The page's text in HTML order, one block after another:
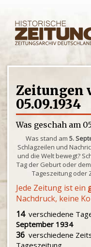
Zeitungen
05.09.1934
Was geschah am
Was stand am 5.
Schlagzeilen und
und die Welt bewegt?
Tag der Geburt oder
Tageszeitung oder
Jede Zeitung ist ein
Nachdruck, keine
14verschiedene
September 1934
36 verschiedene
Tageszeitung